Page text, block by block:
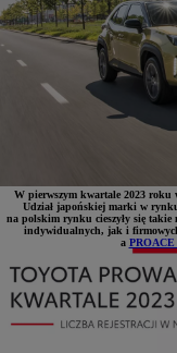
W pierwszym kwartale 2023 roku
Udział japońskiej marki w
na polskim rynku cieszyły się takie
indywidualnych, jak i
a